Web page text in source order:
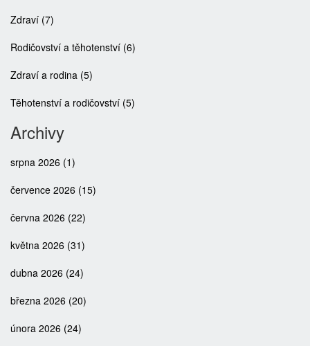
Zdraví (7)
Rodičovství a těhotenství (6)
Zdraví a rodina (5)
Těhotenství a rodičovství (5)
Archivy
srpna 2026 (1)
července 2026 (15)
června 2026 (22)
května 2026 (31)
dubna 2026 (24)
března 2026 (20)
února 2026 (24)